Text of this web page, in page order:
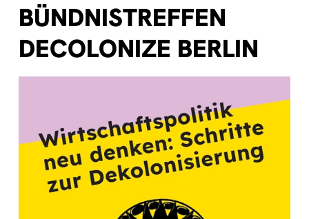
BÜNDNISTREFFEN
DECOLONIZE BERLIN